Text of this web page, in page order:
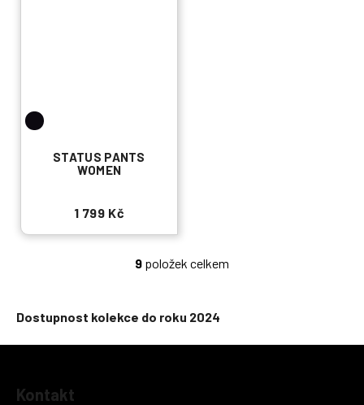
STATUS PANTS
WOMEN
1 799 Kč
O
á
d
9 položek celkem
Dostupnost kolekce do roku 2024
Kontakt